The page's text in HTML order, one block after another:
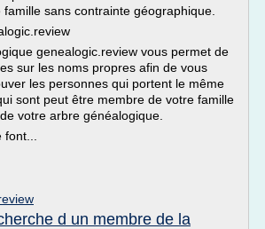
sans contrainte géographique.
genealogic.review vous permet de
sur les noms propres afin de vous
les personnes qui portent le même
sont peut être membre de votre famille
votre arbre généalogique.
d un membre de la